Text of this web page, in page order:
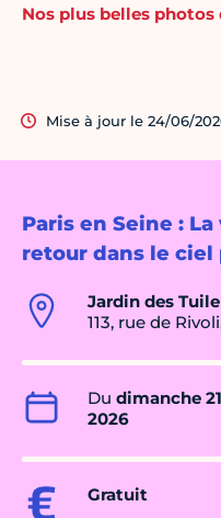
Paris en Seine :
retour dans le ciel
Jardin des
113, rue de
Du dimanche
2026
Gratuit
Nos plus belles photos
Mise à jour le 24/06/